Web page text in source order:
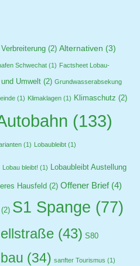
(2) Alternativen (3)
Schwechat (1) Factsheet Lobau-
Umwelt (2) Grundwasserabsekung
(1) Klimaklagen (1) Klimaschutz (2)
(133)
(1) Lobaubleibt (1)
Lobau bleibt! (1) Lobaubleibt Austellung
Hausfeld (2) Offener Brief(4)
(2) S1 Spange (77)
(43) S80
(34) sanfter Tourismus (1)